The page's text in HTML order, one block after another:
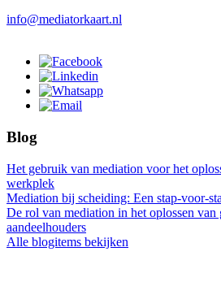
info@mediatorkaart.nl
Blog
Het gebruik van mediation voor het
werkplek
Mediation bij scheiding: Een stap-voor-
De rol van mediation in het oplossen van
aandeelhouders
Alle blogitems bekijken